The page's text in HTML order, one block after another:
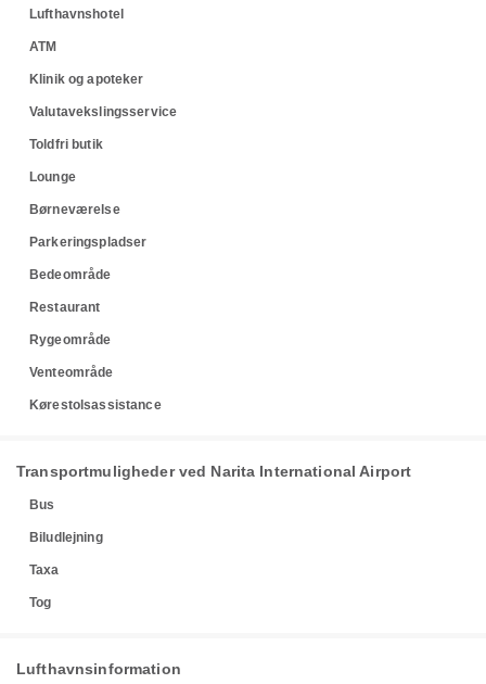
Lufthavnshotel
ATM
Klinik og apoteker
Valutavekslingsservice
Toldfri butik
Lounge
Børneværelse
Parkeringspladser
Bedeområde
Restaurant
Rygeområde
Venteområde
Kørestolsassistance
Transportmuligheder ved Narita International Airport
Bus
Biludlejning
Taxa
Tog
Lufthavnsinformation